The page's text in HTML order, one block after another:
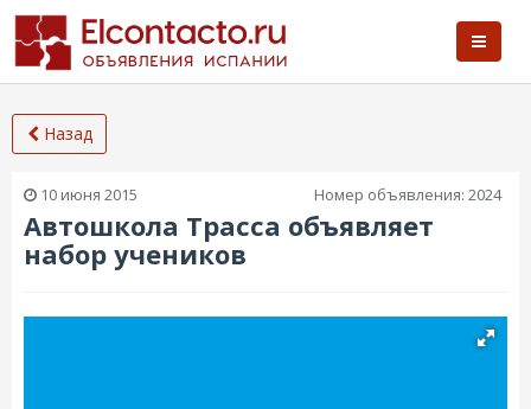
Назад
10 июня 2015 Номер объявления: 2024
Автошкола Трасса объявляет
набор учеников